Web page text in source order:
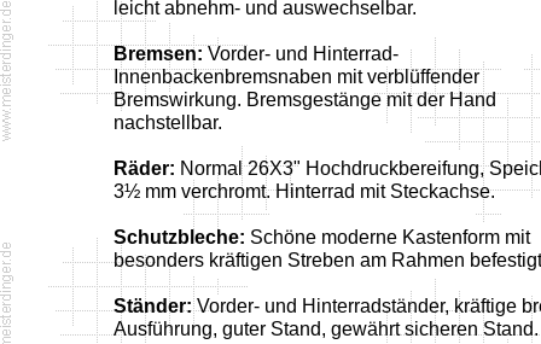
leicht abnehm- und auswechselbar.
Bremsen:Vorder- und Hinterrad-
Innenbackenbremsnaben mit verblüffender
Bremswirkung. Bremsgestänge mit der Hand
nachstellbar.
Räder: Normal 26X3" Hochdruckbereifung,
3½ mm verchromt. Hinterrad mit Steckachse.
Schutzbleche: Schöne moderne Kastenform mit
besonders kräftigen Streben am Rahmen
Ständer:Vorder- und Hinterradständer, kräftige
Ausführung, guter Stand, gewährt sicheren Stand.